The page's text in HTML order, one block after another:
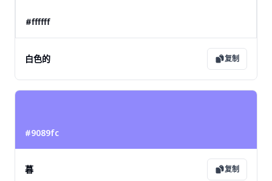
#ffffff
白色的 复制
#9089fc
暮 复制